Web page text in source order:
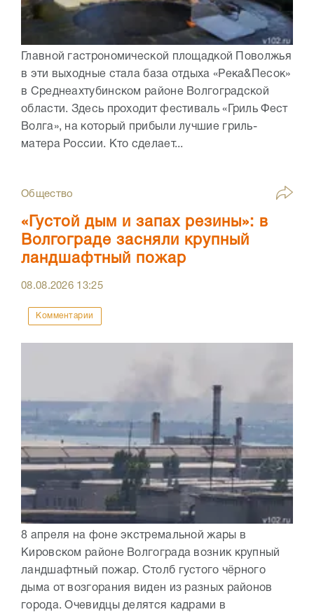
Главной гастрономической площадкой Поволжья
в эти выходные стала база отдыха «Река&Песок»
в Среднеахтубинском районе Волгоградской
области. Здесь проходит фестиваль «Гриль Фест
Волга», на который прибыли лучшие гриль-
матера России. Кто сделает...
Общество
«Густой дым и запах резины»: в
Волгограде засняли крупный
ландшафтный пожар
08.08.2026 13:25
Комментарии
8 апреля на фоне экстремальной жары в
Кировском районе Волгограда возник крупный
ландшафтный пожар. Столб густого чёрного
дыма от возгорания виден из разных районов
города. Очевидцы делятся кадрами в